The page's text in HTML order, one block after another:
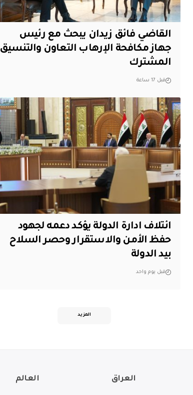
القاضي فائق زيدان يبحث مع رئيس
جهاز مكافحة الإرهاب التعاون والتنسيق
المشترك
قبل 17 ساعة
ائتلاف ادارة الدولة يؤكد دعمه لجهود
حفظ الأمن والاستقرار وحصر السلاح
بيد الدولة
قبل يوم واحد
المزيد
العراق العالم